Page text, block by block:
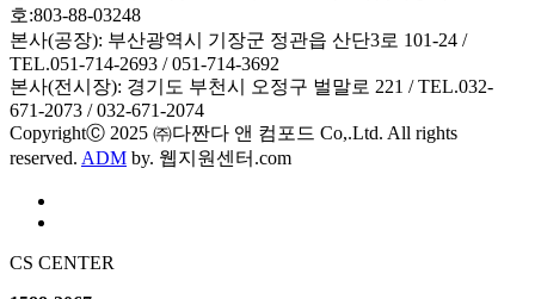
호:803-88-03248
본사(공장): 부산광역시 기장군 정관읍 산단3로 101-24 /
TEL.051-714-2693 / 051-714-3692
본사(전시장): 경기도 부천시 오정구 벌말로 221 / TEL.032-
671-2073 / 032-671-2074
CopyrightⒸ 2025 ㈜다짠다 앤 컴포드 Co,.Ltd. All rights
reserved. ADM by. 웹지원센터.com
CS CENTER